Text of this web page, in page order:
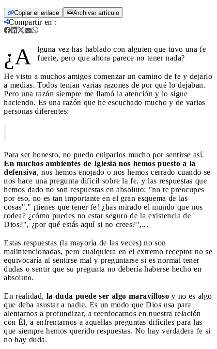
Copiar el enlace Archivar artículo
Compartir en :
¿A
lguna vez has hablado con alguien que tuvo una fe
fuerte, pero que ahora parece no tener nada?
He visto a muchos amigos comenzar un camino de fe y dejarlo
a medias. Todos tenían varias razones de por qué lo dejaban.
Pero una razón siempre me llamó la atención y lo sigue
haciendo. Es una razón que he escuchado mucho y de varias
personas diferentes:
Para ser honesto, no puedo culparlos mucho por sentirse así.
En muchos ambientes de Iglesia nos hemos puesto a la
defensiva, nos hemos enojado o nos hemos cerrado cuando se
nos hace una pregunta difícil sobre la fe, y las respuestas que
hemos dado no son respuestas en absoluto: "no te preocupes
por eso, no es tan importante en el gran esquema de las
cosas"," ¡tienes que tener fe! ¿has mirado el mundo que nos
rodea? ¿cómo puedes no estar seguro de la existencia de
Dios?", ¿por qué estás aquí si no crees?",...
Estas respuestas (la mayoría de las veces) no son
malintencionadas, pero cualquiera en el extremo receptor no se
equivocaría al sentirse mal y preguntarse si es normal tener
dudas o sentir que su pregunta no debería haberse hecho en
absoluto.
En realidad, la duda puede ser algo maravilloso y no es algo
que deba asustar a nadie. Es un modo que Dios usa para
alentarnos a profundizar, a reenfocarnos en nuestra relación
con Él, a enfrentarnos a aquellas preguntas difíciles para las
que siempre hemos querido respuestas. No hay verdadera fe si
no hay duda.